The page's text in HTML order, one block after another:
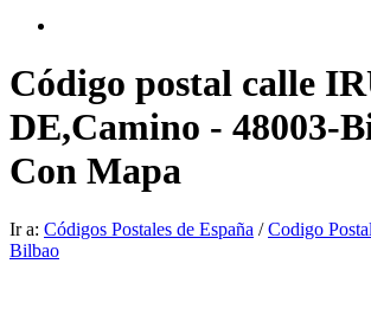
Código postal calle
DE,Camino - 48003-
Con Mapa
Ir a: Códigos Postales de España /Codigo
Bilbao